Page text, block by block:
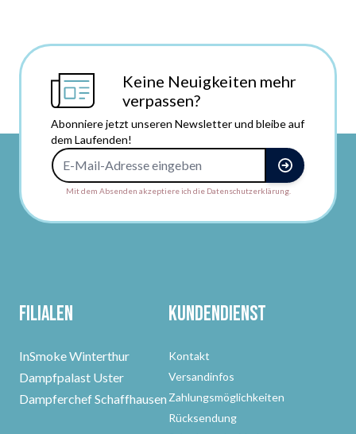
Keine Neuigkeiten mehr
verpassen?
Abonniere jetzt unseren Newsletter und bleibe auf
dem Laufenden!
Mit dem Absenden akzeptiere ich die Datenschutzerklärung.
Filialen
InSmoke Winterthur
Dampfpalast Uster
Dampferchef Schaffhausen
Kundendienst
Kontakt
Versandinfos
Zahlungsmöglichkeiten
Rücksendung